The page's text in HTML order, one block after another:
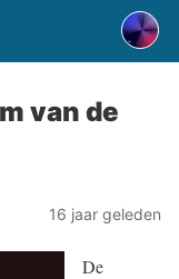
van de
16 jaar geleden
De